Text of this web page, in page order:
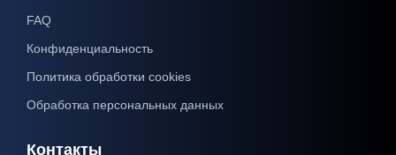
FAQ
Конфиденциальность
Политика обработки cookies
Обработка персональных данных
Контакты